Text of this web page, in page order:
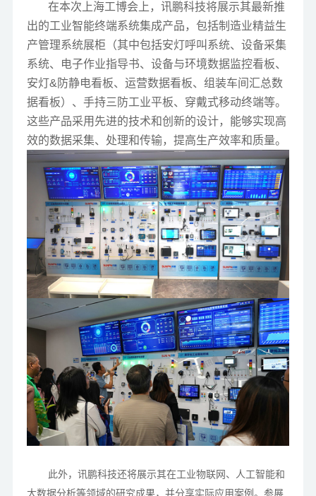
在本次上海工博会上，讯鹏科技将展示其最新推
出的工业智能终端系统集成产品，包括制造业精益生
产管理系统展柜（其中包括安灯呼叫系统、设备采集
系统、电子作业指导书、设备与环境数据监控看板、
安灯&防静电看板、运营数据看板、组装车间汇总数
据看板）、手持三防工业平板、穿戴式移动终端等。
这些产品采用先进的技术和创新的设计，能够实现高
效的数据采集、处理和传输，提高生产效率和质量。
此外，讯鹏科技还将展示其在工业物联网、人工智能和
大数据分析等领域的研究成果，并分享实际应用案例。 参展